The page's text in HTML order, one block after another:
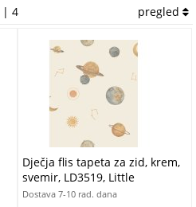
| 4 pregled
Dječja flis tapeta za zid, krem,
svemir, LD3519, Little
Dreamers, Grandeco | Ljepilo
Dostava 7-10 rad. dana